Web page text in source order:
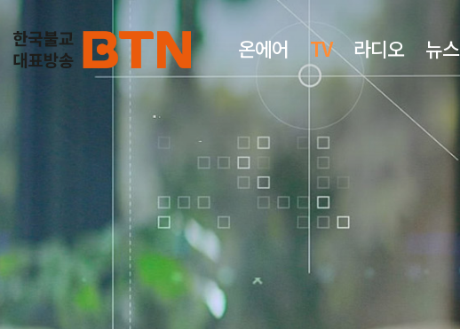
온에어 TV 라디오 뉴스